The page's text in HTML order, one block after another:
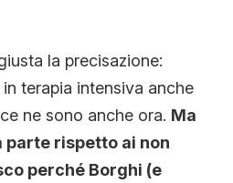
la precisazione:
terapia intensiva anche
ne sono anche ora. Ma
parte rispetto ai non
perché Borghi (e